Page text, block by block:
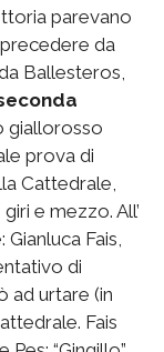
parevano
da
Ballesteros,
giallorosso
prova di
Cattedrale,
e mezzo. All’
Fais,
di
ad urtare (in
Fais